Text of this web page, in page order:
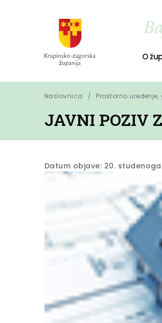
O
Naslovnica Prostorno
JAVNI POZIV
Datum objave: 20. studenoga